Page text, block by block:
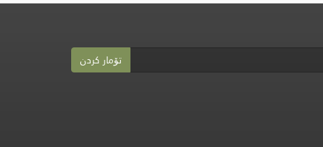
تۆمار کردن